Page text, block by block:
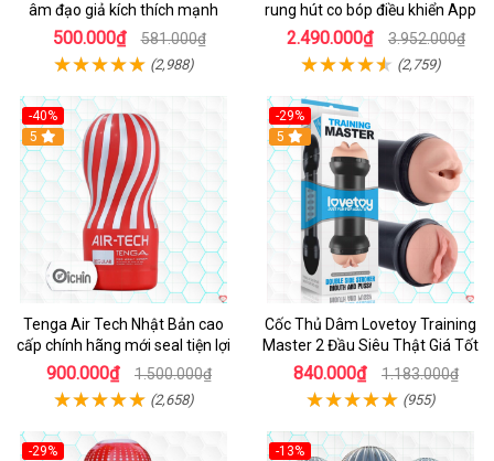
âm đạo giả kích thích mạnh
500.000₫ 581.000₫
(2,988)
rung hút co bóp điều khiển App
2.490.000₫ 3.952.000₫
(2,759)
-40%
Hot
5
Tenga Air Tech Nhật Bản cao
cấp chính hãng mới seal tiện lợi
900.000₫ 1.500.000₫
(2,658)
-29%
Hot
5
Cốc Thủ Dâm Lovetoy Training
Master 2 Đầu Siêu Thật Giá Tốt
840.000₫ 1.183.000₫
(955)
-29%
-13%